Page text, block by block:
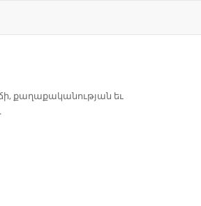
քաղաքականության եւ